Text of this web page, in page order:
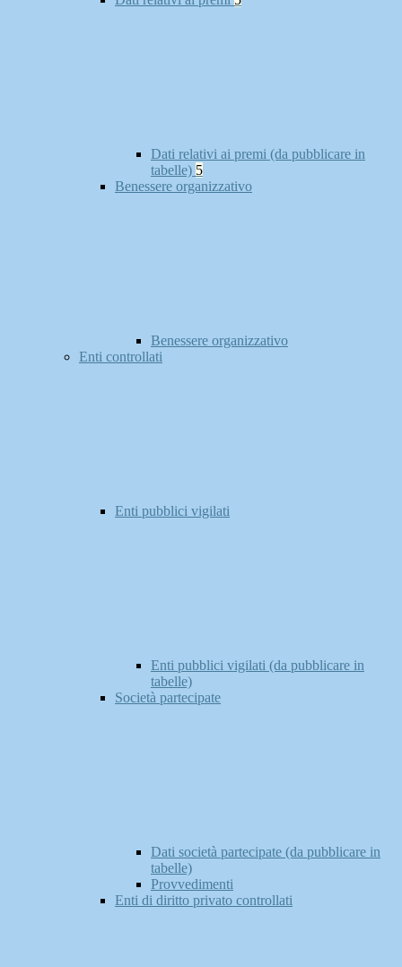
Dati relativi ai premi (da pubblicare in
tabelle) 5
Benessere organizzativo
Benessere organizzativo
Enti controllati
Enti pubblici vigilati
Enti pubblici vigilati (da pubblicare in
tabelle)
Società partecipate
Dati società partecipate (da pubblicare in
tabelle)
Provvedimenti
Enti di diritto privato controllati